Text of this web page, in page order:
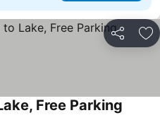
Partilhar
Free Parking